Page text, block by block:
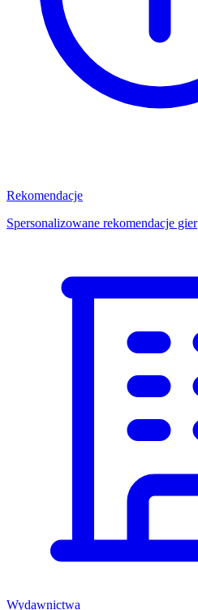
Rekomendacje
Spersonalizowane rekomendacje gier
Wydawnictwa